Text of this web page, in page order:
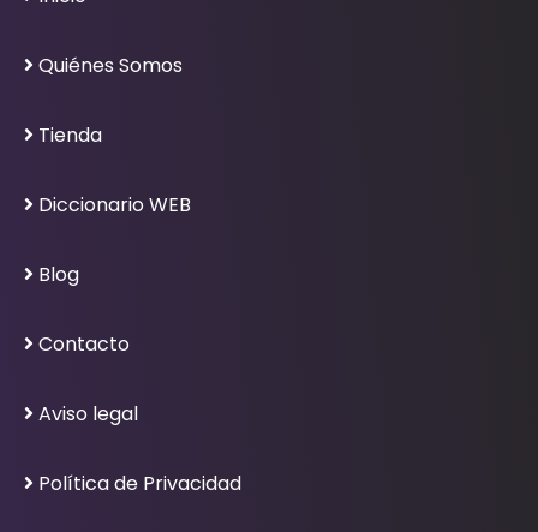
Quiénes Somos
Tienda
Diccionario WEB
Blog
Contacto
Aviso legal
Política de Privacidad